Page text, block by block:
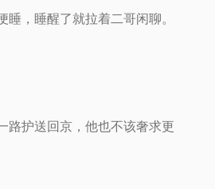
，睡醒了就拉着二哥闲聊。
路护送回京，他也不该奢求更